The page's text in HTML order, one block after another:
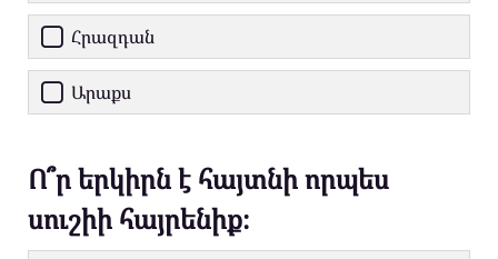
Հրազդան
Արաքս
Ո՞ր երկիրն է հայտնի որպես
սուշիի հայրենիք։